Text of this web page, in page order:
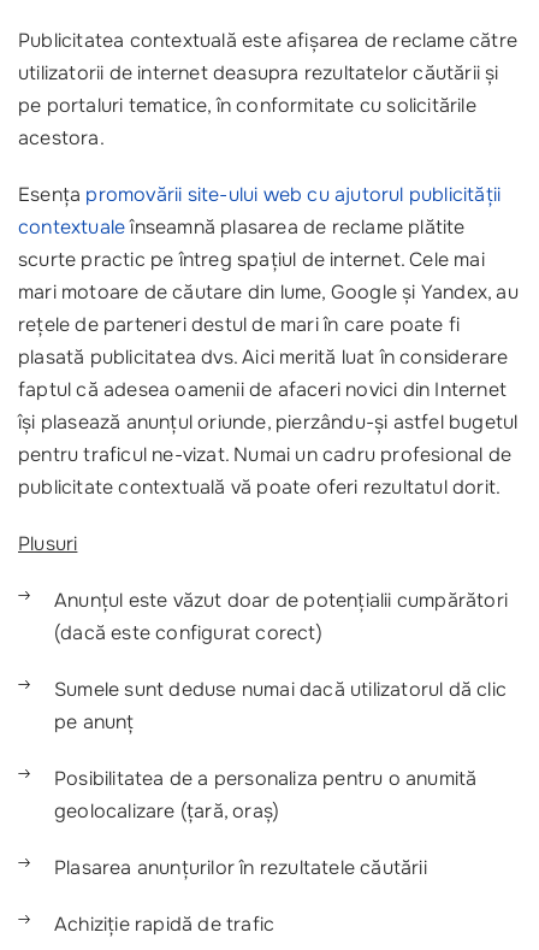
Publicitatea contextuală este afișarea de reclame către
utilizatorii de internet deasupra rezultatelor căutării și
pe portaluri tematice, în conformitate cu solicitările
acestora.
Esența promovării site-ului web cu ajutorul publicității
contextualeînseamnă plasarea de reclame plătite
scurte practic pe întreg spațiul de internet. Cele mai
mari motoare de căutare din lume, Google și Yandex, au
rețele de parteneri destul de mari în care poate fi
plasată publicitatea dvs. Aici merită luat în considerare
faptul că adesea oamenii de afaceri novici din Internet
își plasează anunțul oriunde, pierzându-și astfel bugetul
pentru traficul ne-vizat. Numai un cadru profesional de
publicitate contextuală vă poate oferi rezultatul dorit.
Plusuri
Anunțul este văzut doar de potențialii cumpărători
(dacă este configurat corect)
Sumele sunt deduse numai dacă utilizatorul dă clic
pe anunț
Posibilitatea de a personaliza pentru o anumită
geolocalizare (țară, oraș)
Plasarea anunțurilor în rezultatele căutării
Achiziție rapidă de trafic